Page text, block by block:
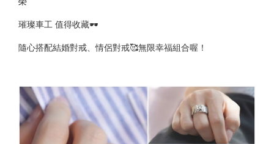
璀璨車工 值得收藏🕶
隨心搭配結婚對戒、情侶對戒🥰無限幸福組合喔！